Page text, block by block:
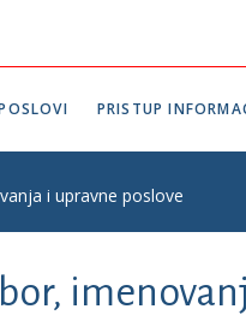
PRISTUP
i upravne poslove